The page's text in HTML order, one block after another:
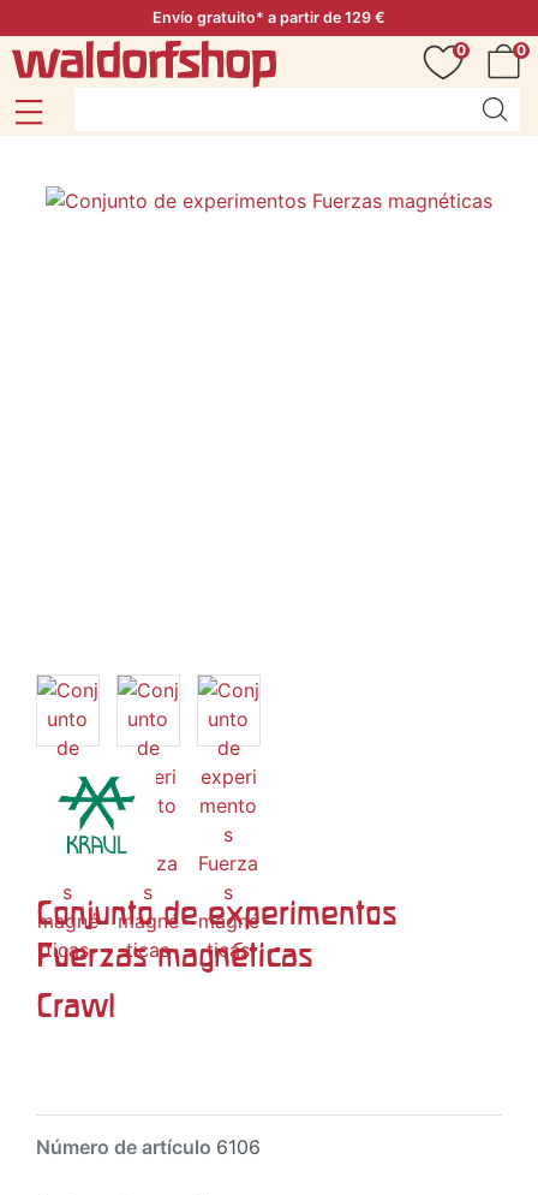
Envío gratuito* a partir de 129 €
0
0
Conjunto de experimentos
Fuerzas magnéticas
Crawl
Número de artículo 6106